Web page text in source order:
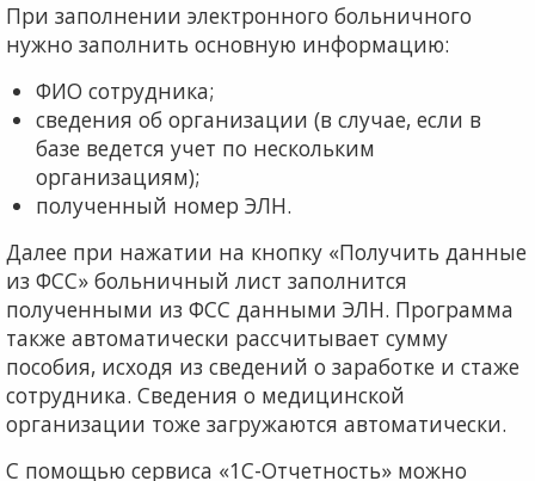
При заполнении электронного больничного
нужно заполнить основную информацию:
ФИО сотрудника;
сведения об организации (в случае, если в
базе ведется учет по нескольким
организациям);
полученный номер ЭЛН.
Далее при нажатии на кнопку «Получить данные
из ФСС» больничный лист заполнится
полученными из ФСС данными ЭЛН. Программа
также автоматически рассчитывает сумму
пособия, исходя из сведений о заработке и стаже
сотрудника. Сведения о медицинской
организации тоже загружаются автоматически.
С помощью сервиса «1С-Отчетность» можно